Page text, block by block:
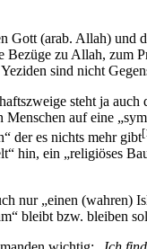
(arab. Allah) und
zu Allah, zum
sind nicht
steht ja
auf eine
der es nichts mehr gibt
ein „religiöses
nur „einen (wahren)
bleibt bzw. bleiben